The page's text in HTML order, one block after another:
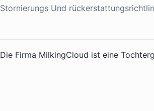
Stornierungs Und
Die Firma MilkingCloud ist eine